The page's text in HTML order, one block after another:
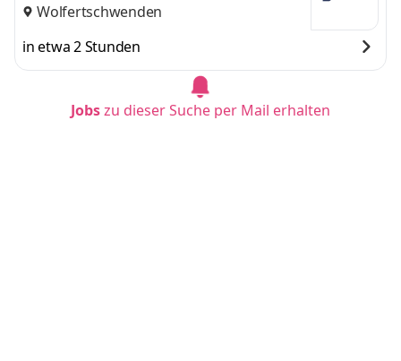
Wolfertschwenden
in etwa 2 Stunden
Jobszu dieser Suche per Mail erhalten